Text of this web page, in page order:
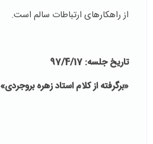
از راهکارهای ارتباطات سالم است.
تاریخ جلسه: 97/4/17
«برگرفته از کلام استاد زهره بروجردی»